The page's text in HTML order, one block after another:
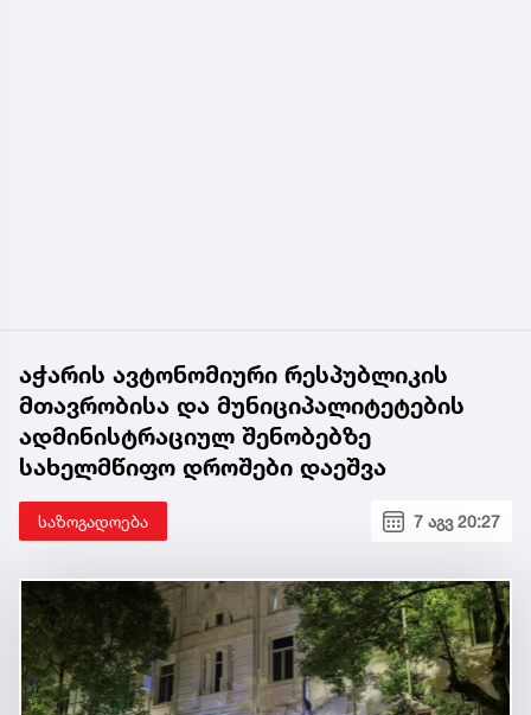
აჭარის ავტონომიური რესპუბლიკის
მთავრობისა და მუნიციპალიტეტების
ადმინისტრაციულ შენობებზე
სახელმწიფო დროშები დაეშვა
საზოგადოება 7 აგვ 20:27